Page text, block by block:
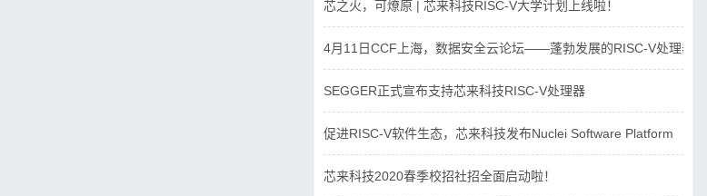
芯之火，可燎原 | 芯来科技RISC-V大学计划上线啦！
4月11日CCF上海，数据安全云论坛——蓬勃发展的RISC-V处理器
SEGGER正式宣布支持芯来科技RISC-V处理器
促进RISC-V软件生态，芯来科技发布Nuclei Software Platform
芯来科技2020春季校招社招全面启动啦！